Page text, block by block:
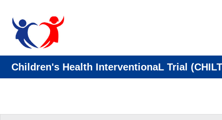
Children's Health InterventionaL Trial